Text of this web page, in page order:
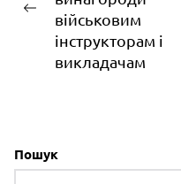
Попередній
запис:
військовим
інструкторам і
викладачам
Пошук